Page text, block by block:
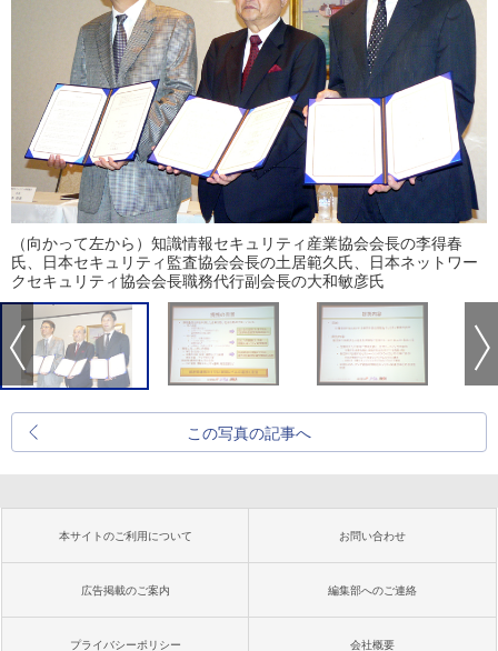
（向かって左から）知識情報セキュリティ産業協会会長の李得春
氏、日本セキュリティ監査協会会長の土居範久氏、日本ネットワー
クセキュリティ協会会長職務代行副会長の大和敏彦氏
この写真の記事へ
本サイトのご利用について お問い合わせ
広告掲載のご案内 編集部へのご連絡
プライバシーポリシー 会社概要